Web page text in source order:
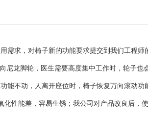
需求，对椅子新的功能要求提交到我们工程师
龙脚轮，医生需要高度集中工作时，轮子也
不动，人离开座位时，椅子恢复万向滚动功
性能差，容易生锈；我公司对产品改良后，